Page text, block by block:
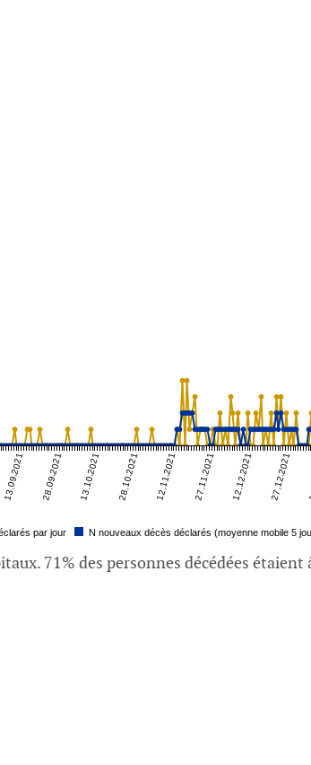
13.09.2021 28.09.2021 13.10.2021 28.10.2021 12.11.2021 27.11.2021 12.12.2021 27.12.2021
par jour N nouveaux décès déclarés (moyenne mobile 5
71% des personnes décédées étaient